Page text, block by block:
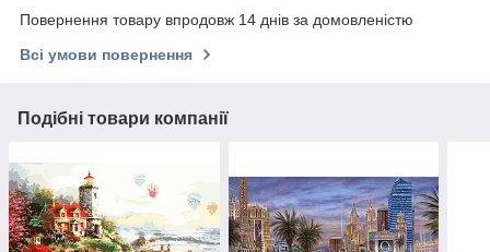
Повернення товару впродовж 14 днів за домовленістю
Всі умови повернення
Подібні товари компанії